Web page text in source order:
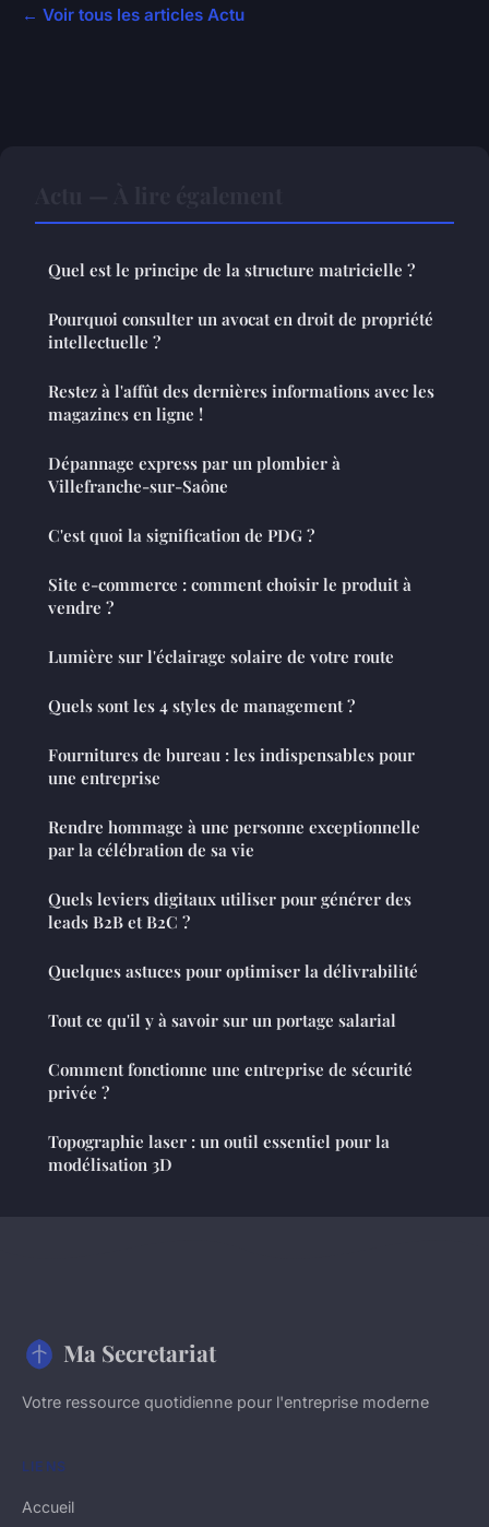
← Voir tous les articles Actu
Quel est le principe de la structure matricielle ?
Pourquoi consulter un avocat en droit de propriété
intellectuelle ?
Restez à l'affût des dernières informations avec les
magazines en ligne !
Dépannage express par un plombier à
Villefranche-sur-Saône
C'est quoi la signification de PDG ?
Site e-commerce : comment choisir le produit à
vendre ?
Lumière sur l'éclairage solaire de votre route
Quels sont les 4 styles de management ?
Fournitures de bureau : les indispensables pour
une entreprise
Rendre hommage à une personne exceptionnelle
par la célébration de sa vie
Quels leviers digitaux utiliser pour générer des
leads B2B et B2C ?
Quelques astuces pour optimiser la délivrabilité
Tout ce qu'il y à savoir sur un portage salarial
Comment fonctionne une entreprise de sécurité
privée ?
Topographie laser : un outil essentiel pour la
modélisation 3D
Ma Secretariat
Votre ressource quotidienne pour l'entreprise moderne
LIENS
Accueil